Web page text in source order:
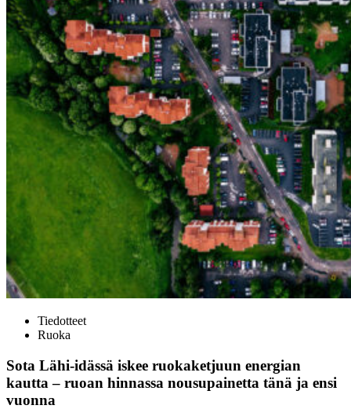
Tiedotteet
Ruoka
Sota Lähi-idässä iskee ruokaketjuun energian
kautta – ruoan hinnassa nousupainetta tänä ja ensi
vuonna